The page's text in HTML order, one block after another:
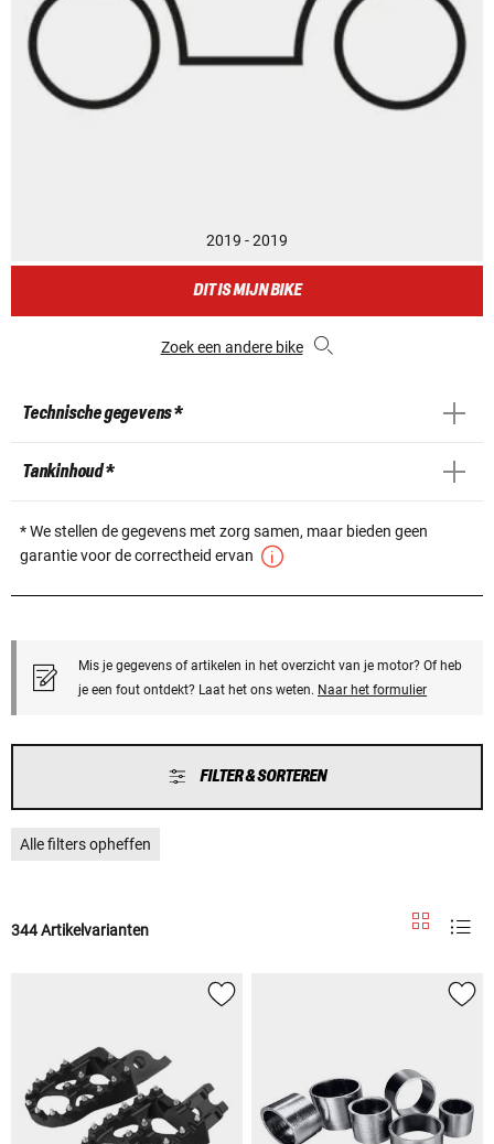
2019 - 2019
DIT IS MIJN BIKE
Zoek een andere bike
Technische gegevens *
Tankinhoud *
* We stellen de gegevens met zorg samen, maar bieden geen
garantie voor de correctheid ervan
Mis je gegevens of artikelen in het overzicht van je motor? Of heb
je een fout ontdekt? Laat het ons weten. Naar het formulier
FILTER & SORTEREN
Alle filters opheffen
344 Artikelvarianten